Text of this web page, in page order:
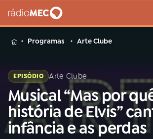
MENU
Buscar
na
Rádio
MEC
Buscar
Programas Arte Clube
EPISÓDIO Arte Clube
Musical “Mas por
história de Elvis”
infância e as perdas